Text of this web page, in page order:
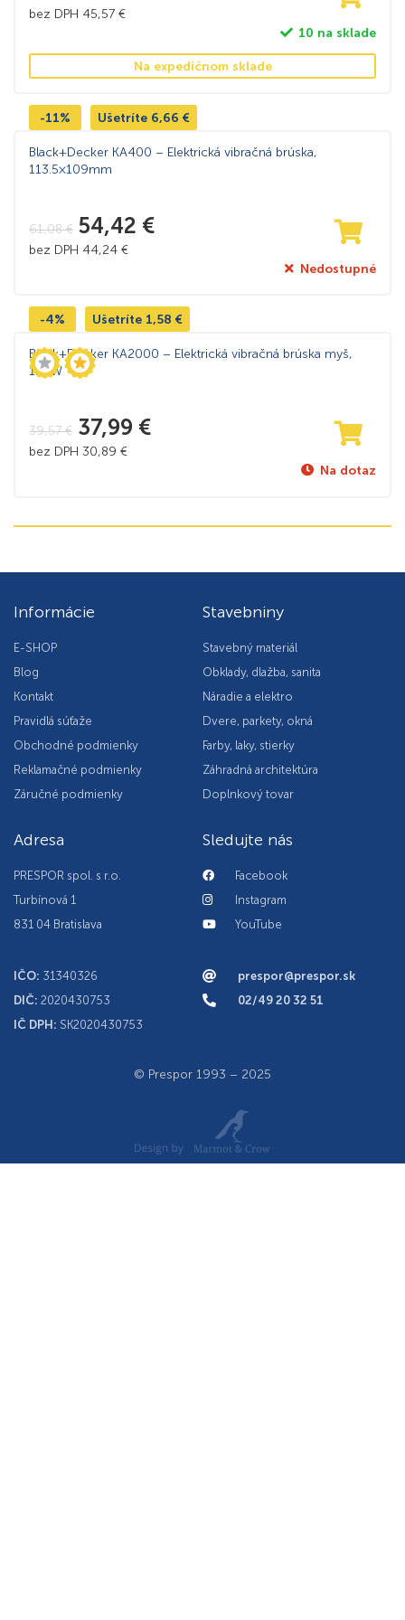
bez DPH 45,57 €
10 na sklade
Na expedičnom sklade
-11% Ušetríte 6,66 €
Black+Decker KA400 – Elektrická vibračná brúska,
113.5×109mm
61,08€ 54,42 €
bez DPH 44,24 €
Nedostupné
-4% Ušetríte 1,58 €
Black+Decker KA2000 – Elektrická vibračná brúska myš,
120W
39,57€ 37,99 €
bez DPH 30,89 €
Na dotaz
Informácie
E-SHOP
Blog
Kontakt
Pravidlá súťaže
Obchodné podmienky
Reklamačné podmienky
Záručné podmienky
Stavebniny
Stavebný materiál
Obklady, dlažba, sanita
Náradie a elektro
Dvere, parkety, okná
Farby, laky, stierky
Záhradná architektúra
Doplnkový tovar
Adresa
PRESPOR spol. s r.o.
Turbínová 1
831 04 Bratislava
IČO: 31340326
DIČ: 2020430753
IČ DPH: SK2020430753
Sledujte nás
Facebook
Instagram
YouTube
prespor@prespor.sk
02/49 20 32 51
© Prespor 1993 – 2025